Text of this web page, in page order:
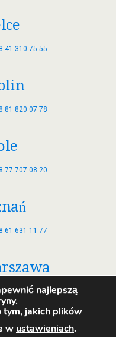
41 310 75 55
81 820 07 78
77 707 08 20
61 631 11 77
22 822 77 79
Góra
najlepszą
tym, jakich plików
w ustawieniach.